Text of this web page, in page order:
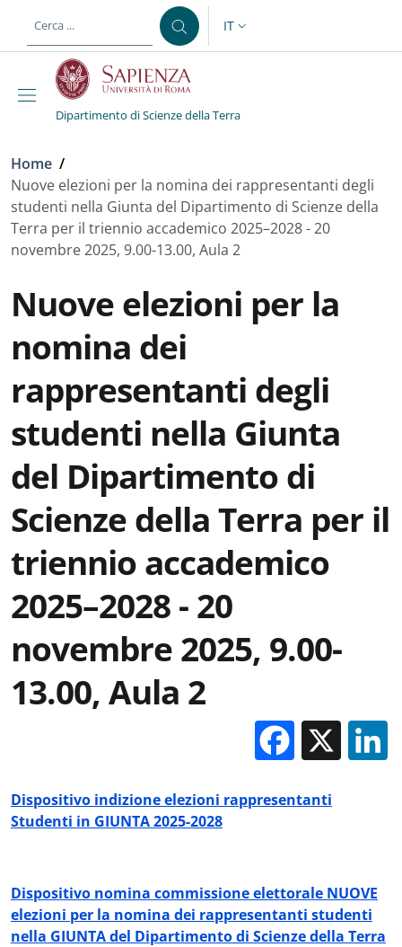
al contenuto principale
SELETTORE LINGUA:
IT
Dipartimento di Scienze della Terra
Briciole di pane
Home /
Nuove elezioni per la nomina dei rappresentanti degli
studenti nella Giunta del Dipartimento di Scienze della
Terra per il triennio accademico 2025–2028 - 20
novembre 2025, 9.00-13.00, Aula 2
Nuove elezioni per la
nomina dei
rappresentanti degli
studenti nella Giunta
del Dipartimento di
Scienze della Terra per il
triennio accademico
2025–2028 - 20
novembre 2025, 9.00-
13.00, Aula 2
X
Dispositivo indizione elezioni rappresentanti
Studenti in GIUNTA 2025-2028
Dispositivo nomina commissione elettorale NUOVE
elezioni per la nomina dei rappresentanti studenti
nella GIUNTA del Dipartimento di Scienze della Terra